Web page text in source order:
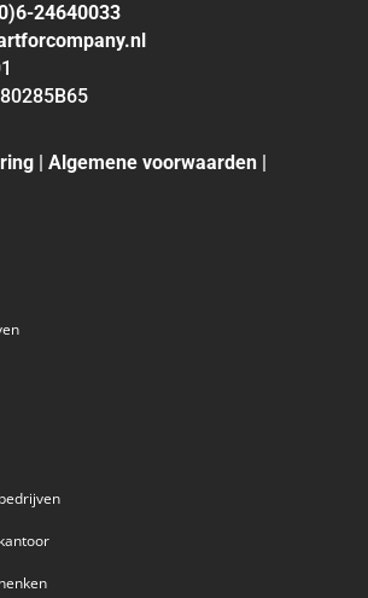
24640033
| Algemene voorwaarden|